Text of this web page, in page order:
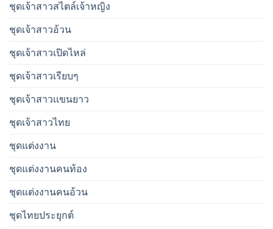
ชุดเจ้าสาวสไตล์เจ้าหญิง
ชุดเจ้าสาวอ้วน
ชุดเจ้าสาวเปิดไหล่
ชุดเจ้าสาวเรียบๆ
ชุดเจ้าสาวเเขนยาว
ชุดเจ้าสาวไทย
ชุดแต่งงาน
ชุดแต่งงานคนท้อง
ชุดแต่งงานคนอ้วน
ชุดไทยประยุกต์